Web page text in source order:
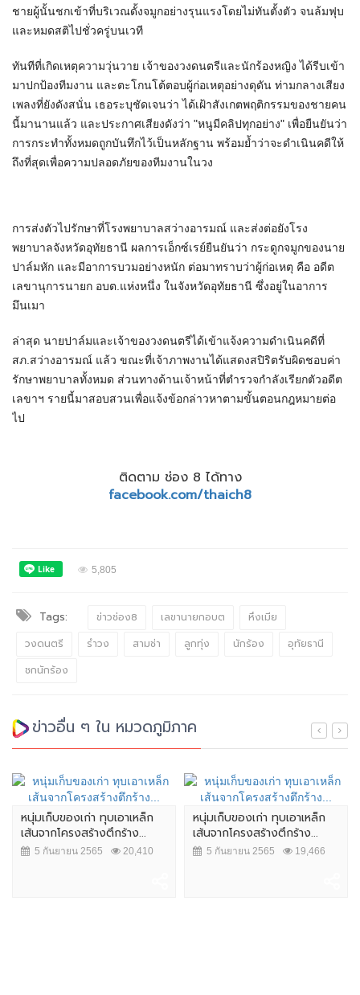
ชายผู้นั้นชกเข้าที่บริเวณดั้งจมูกอย่างรุนแรงโดยไม่ทันตั้งตัว จนล้มฟุบ
และหมดสติไปชั่วครู่บนเวที
ทันทีที่เกิดเหตุความวุ่นวาย เจ้าของวงดนตรีและนักร้องหญิง ได้รีบเข้า
มาปกป้องทีมงาน และตะโกนโต้ตอบผู้ก่อเหตุอย่างดุดัน ท่ามกลางเสียง
เพลงที่ยังดังสนั่น เธอระบุชัดเจนว่า ได้เฝ้าสังเกตพฤติกรรมของชายคน
นี้มานานแล้ว และประกาศเสียงดังว่า "หนูมีคลิปทุกอย่าง" เพื่อยืนยันว่า
การกระทำทั้งหมดถูกบันทึกไว้เป็นหลักฐาน พร้อมย้ำว่าจะดำเนินคดีให้
ถึงที่สุดเพื่อความปลอดภัยของทีมงานในวง
การส่งตัวไปรักษาที่โรงพยาบาลสว่างอารมณ์ และส่งต่อยังโรง
พยาบาลจังหวัดอุทัยธานี ผลการเอ็กซ์เรย์ยืนยันว่า กระดูกจมูกของนาย
ปาล์มหัก และมีอาการบวมอย่างหนัก ต่อมาทราบว่าผู้ก่อเหตุ คือ อดีต
เลขานุการนายก อบต.แห่งหนึ่ง ในจังหวัดอุทัยธานี ซึ่งอยู่ในอาการ
มึนเมา
ล่าสุด นายปาล์มและเจ้าของวงดนตรีได้เข้าแจ้งความดำเนินคดีที่
สภ.สว่างอารมณ์ แล้ว ขณะที่เจ้าภาพงานได้แสดงสปิริตรับผิดชอบค่า
รักษาพยาบาลทั้งหมด ส่วนทางด้านเจ้าหน้าที่ตำรวจกำลังเรียกตัวอดีต
เลขาฯ รายนี้มาสอบสวนเพื่อแจ้งข้อกล่าวหาตามขั้นตอนกฎหมายต่อ
ไป
ติดตาม ช่อง 8 ได้ทาง
facebook.com/thaich8
5,805
Tags: ข่าวช่อง8 เลขานายกอบต
หึงเมีย
วงดนตรี
รำวง สามช่า ลูกทุ่ง นักร้อง
อุทัยธานี
ชกนักร้อง
ข่าวอื่น ๆ ใน หมวดภูมิภาค
หนุ่มเก็บของเก่า ทุบเอาเหล็ก
เส้นจากโครงสร้างตึกร้าง...
5 กันยายน 2565 20,410
หนุ่มเก็บของเก่า ทุบเอาเหล็ก
เส้นจากโครงสร้างตึกร้าง...
5 กันยายน 2565 19,466